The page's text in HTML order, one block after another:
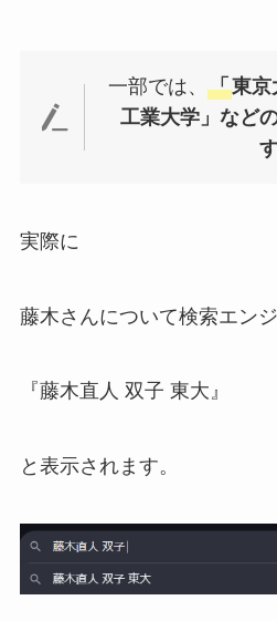
一部では、「東京
工業大学」など
実際に
藤木さんについて検索エン
『藤木直人 双子 東大』
と表示されます。